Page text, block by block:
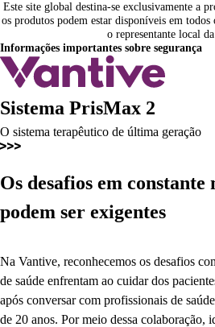
Pular
para
o
conteúdo
principal
Este site global destina-se exclusivamente a
os produtos podem estar disponíveis em
o representante local
Informações importantes sobre segurança
Sistema PrisMax 2
O sistema terapêutico de última geração
Os desafios em
podem ser exigentes
Na Vantive, reconhecemos os desafios
de saúde enfrentam ao cuidar dos
após conversar com profissionais de
de 20 anos. Por meio dessa colaboração,